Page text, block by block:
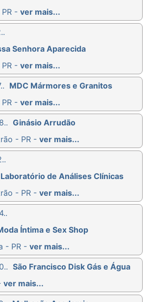
- ver mais...
Senhora Aparecida
- ver mais...
MDC Mármores e Granitos
- ver mais...
Ginásio Arrudão
- PR - ver mais...
de Análises Clínicas
- PR - ver mais...
Íntima e Sex Shop
- PR - ver mais...
São Francisco Disk Gás e Água
ver mais...